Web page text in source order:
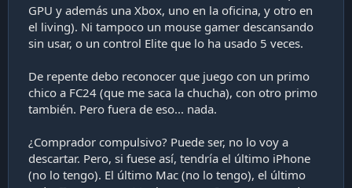
GPU y además una Xbox, uno en la oficina, y otro en
el living). Ni tampoco un mouse gamer descansando
sin usar, o un control Elite que lo ha usado 5 veces.
De repente debo reconocer que juego con un primo
chico a FC24 (que me saca la chucha), con otro primo
también. Pero fuera de eso... nada.
¿Comprador compulsivo? Puede ser, no lo voy a
descartar. Pero, si fuese así, tendría el último iPhone
(no lo tengo). El último Mac (no lo tengo), el último